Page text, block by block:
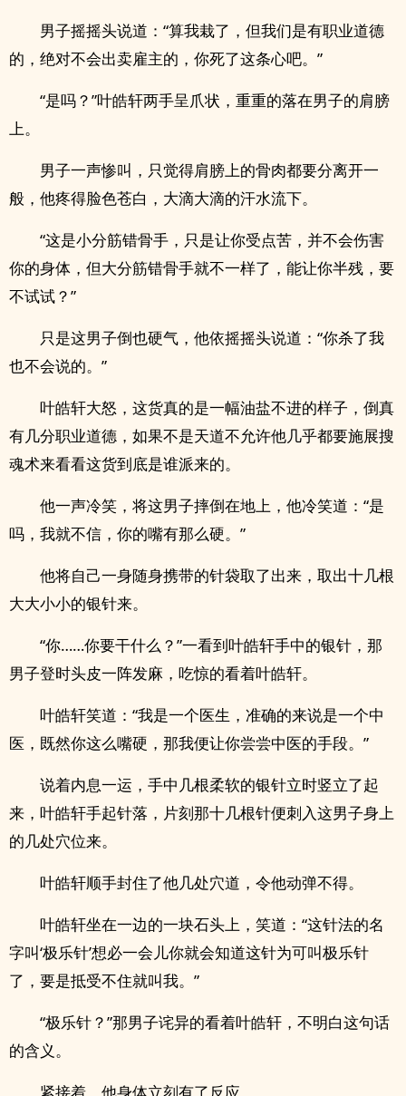
男子摇摇头说道：“算我栽了，但我们是有职业道德
的，绝对不会出卖雇主的，你死了这条心吧。”
“是吗？”叶皓轩两手呈爪状，重重的落在男子的肩膀
上。
男子一声惨叫，只觉得肩膀上的骨肉都要分离开一
般，他疼得脸色苍白，大滴大滴的汗水流下。
“这是小分筋错骨手，只是让你受点苦，并不会伤害
你的身体，但大分筋错骨手就不一样了，能让你半残，要
不试试？”
只是这男子倒也硬气，他依摇摇头说道：“你杀了我
也不会说的。”
叶皓轩大怒，这货真的是一幅油盐不进的样子，倒真
有几分职业道德，如果不是天道不允许他几乎都要施展搜
魂术来看看这货到底是谁派来的。
他一声冷笑，将这男子摔倒在地上，他冷笑道：“是
吗，我就不信，你的嘴有那么硬。”
他将自己一身随身携带的针袋取了出来，取出十几根
大大小小的银针来。
“你……你要干什么？”一看到叶皓轩手中的银针，那
男子登时头皮一阵发麻，吃惊的看着叶皓轩。
叶皓轩笑道：“我是一个医生，准确的来说是一个中
医，既然你这么嘴硬，那我便让你尝尝中医的手段。”
说着内息一运，手中几根柔软的银针立时竖立了起
来，叶皓轩手起针落，片刻那十几根针便刺入这男子身上
的几处穴位来。
叶皓轩顺手封住了他几处穴道，令他动弹不得。
叶皓轩坐在一边的一块石头上，笑道：“这针法的名
字叫‘极乐针’想必一会儿你就会知道这针为可叫极乐针
了，要是抵受不住就叫我。”
“极乐针？”那男子诧异的看着叶皓轩，不明白这句话
的含义。